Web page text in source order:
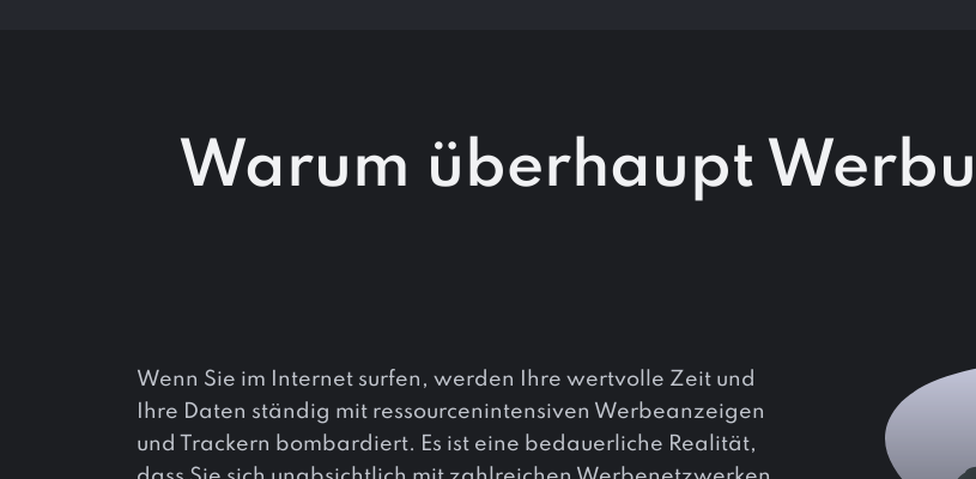
Warum überhaupt
Wenn Sie im Internet surfen, werden Ihre wertvolle Zeit und
Ihre Daten ständig mit ressourcenintensiven Werbeanzeigen
und Trackern bombardiert. Es ist eine bedauerliche Realität,